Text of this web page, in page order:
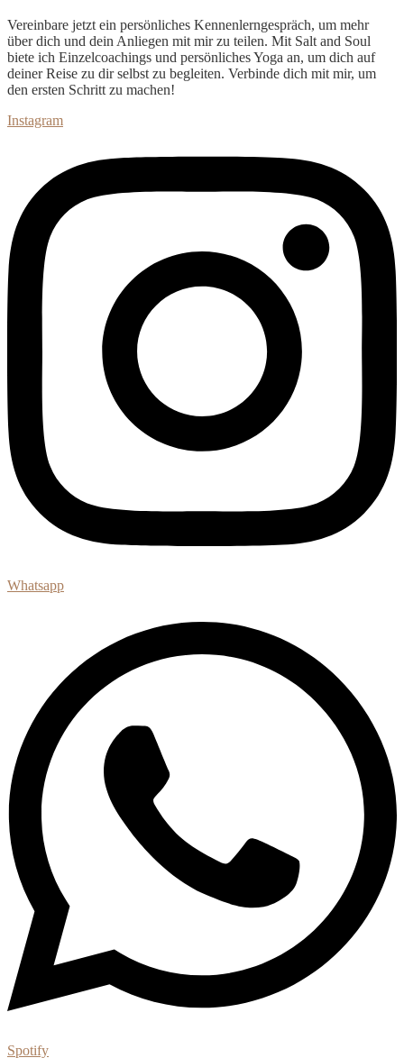
Vereinbare jetzt ein persönliches Kennenlerngespräch, um mehr
über dich und dein Anliegen mit mir zu teilen. Mit Salt and Soul
biete ich Einzelcoachings und persönliches Yoga an, um dich auf
deiner Reise zu dir selbst zu begleiten. Verbinde dich mit mir, um
den ersten Schritt zu machen!
Instagram
Whatsapp
Spotify